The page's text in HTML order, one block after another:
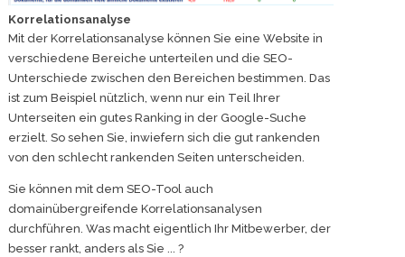
Korrelationsanalyse
Mit der Korrelationsanalyse können Sie eine Website in
verschiedene Bereiche unterteilen und die SEO-
Unterschiede zwischen den Bereichen bestimmen. Das
ist zum Beispiel nützlich, wenn nur ein Teil Ihrer
Unterseiten ein gutes Ranking in der Google-Suche
erzielt. So sehen Sie, inwiefern sich die gut rankenden
von den schlecht rankenden Seiten unterscheiden.
Sie können mit dem SEO-Tool auch
domainübergreifende Korrelationsanalysen
durchführen. Was macht eigentlich Ihr Mitbewerber, der
besser rankt, anders als Sie ... ?